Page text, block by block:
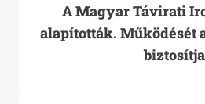
A Magyar Távirati
alapították. Működését